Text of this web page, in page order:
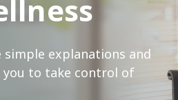
explanations and
to take control of